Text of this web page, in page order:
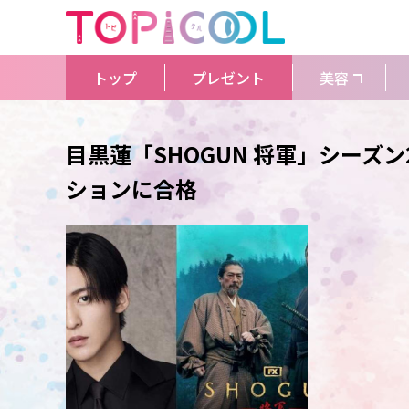
トップ プレゼント 美容
目黒蓮「SHOGUN 将軍」シーズ
ションに合格